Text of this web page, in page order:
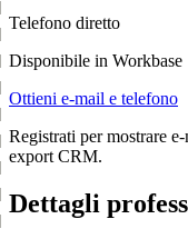
Telefono diretto
Disponibile in Workbase
Ottieni e-mail e telefono
Registrati per mostrare
export CRM.
Dettagli